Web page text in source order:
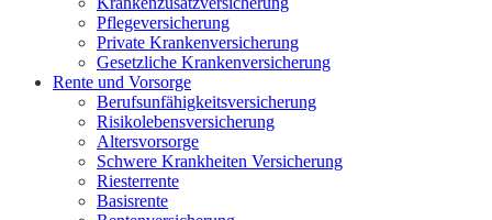
Pflegeversicherung
Private Krankenversicherung
Gesetzliche Krankenversicherung
Rente und Vorsorge
Berufs­unfähigkeitsversicherung
Risikolebensversicherung
Altersvorsorge
Schwere Krankheiten Versicherung
Riesterrente
Basisrente